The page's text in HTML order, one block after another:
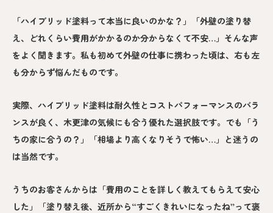
「ハイブリッド塗料って本当に良いのかな？」「外壁の塗り替
え、どれくらい費用がかかるのか分からなくて不安…」そんな声
をよく聞きます。私も初めて外壁の仕事に携わった頃は、右も左
も分からず悩んだものです。
実際、ハイブリッド塗料は耐久性とコストパフォーマンスのバラ
ンスが良く、木更津の気候にも合う優れた選択肢です。でも「う
ちの家に合うの？」「相場より高くなりそうで怖い…」と迷うの
は当然です。
うちのお客さんからは「費用のことを詳しく教えてもらえて安心
した」「塗り替え後、近所から“すごくきれいになったね”って褒